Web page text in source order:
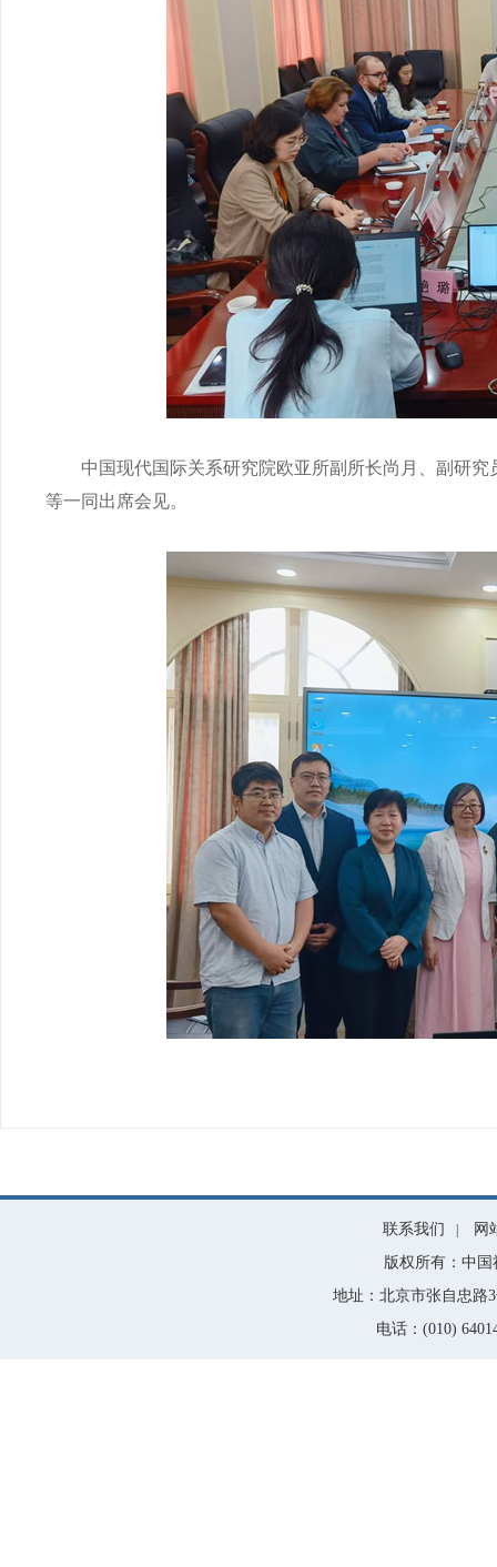
中国现代国际关系研究院欧亚所副所长尚月、副研究
等一同出席会见。
联系我们
网
版权所有：中
地址：北京市张自忠
电话：(010)